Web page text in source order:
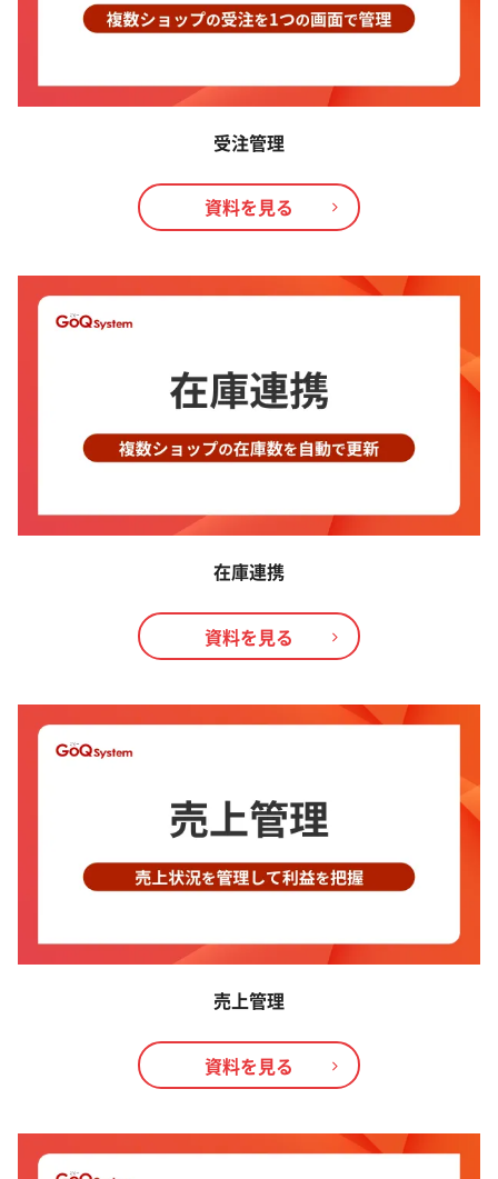
受注管理
資料を見る
在庫連携
資料を見る
売上管理
資料を見る